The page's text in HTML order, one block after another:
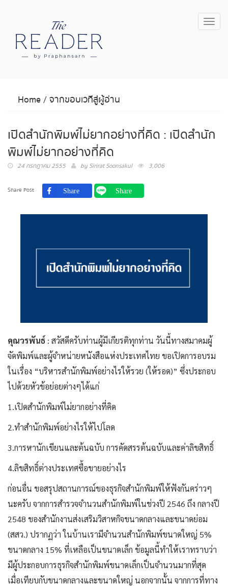
Home/จากขอบเวทีสู่ผู้อ่าน
เปิดสำนักพิมพ์ไม่ยากอย่างที่คิด : เปิดสำนัก
พิมพ์ไม่ยากอย่างที่คิด
24 กรกฎาคม 2555 by Sirirat Soonsakul 3,006
Share Post
คุณวรพันธ์ : สวัสดีครับท่านผู้มีเกียรติทุกท่าน วันนี้ทางสมาคมผู้
จัดพิมพ์และผู้จำหน่ายหนังสือแห่งประเทศไทย ขอเปิดการอบรม
ในเรื่อง “บริหารสำนักพิมพ์อย่างไรให้รวย (ให้รอด)” ซึ่งประกอบ
ไปด้วยหัวข้อย่อยต่างๆได้แก่
1.เปิดสำนักพิมพ์ไม่ยากอย่างที่คิด
2.ทำสำนักพิมพ์อย่างไรให้ไปโลด
3.การหานักเขียนและต้นฉบับ การคัดสรรต้นฉบับและค่าลิขสิทธิ์
4.ลิขสิทธิ์ต่างประเทศซื้อขายอย่างไร
ก่อนอื่น ขอสรุปสถานการณ์ของธุรกิจสำนักพิมพ์ให้ฟังกันคร่าวๆ
นะครับ จากการสำรวจจำนวนสำนักพิมพ์ในช่วงปี 2546 ถึง กลางปี
2548 ของสำนักงานส่งเสริมวิสาหกิจขนาดกลางและขนาดย่อม
(สสว.) ปรากฏว่า ในบ้านเรามีจำนวนสำนักพิมพ์ขนาดใหญ่ 5%
ขนาดกลาง 15% ที่เหลือเป็นขนาดเล็ก ข้อมูลนี้ทำให้เราทราบว่า
มีผู้ประกอบการธุรกิจสำนักพิมพ์ขนาดเล็กเป็นจำนวนมากที่สุด
เมื่อเทียบกับขนาดกลางและขนาดใหญ่ นอกจากนั้น จากการที่ทาง